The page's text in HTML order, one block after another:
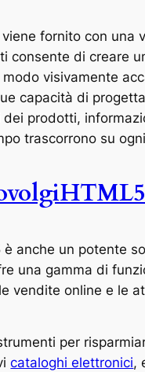
fornito con una
consente di creare
modo visivamente
capacità di
dei prodotti,
trascorrono su
è anche un potente
una gamma di
vendite online e le
per
cataloghi elettronici,